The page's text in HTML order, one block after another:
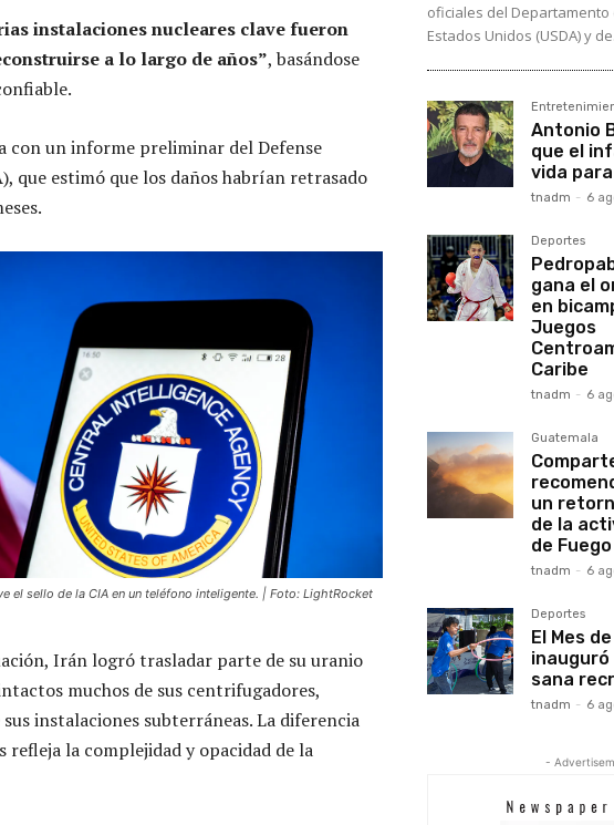
instalaciones nucleares clave fueron
a lo largo de años”, basándose
con un informe preliminar del Defense
que estimó que los daños habrían retrasado
el sello de la CIA en un teléfono inteligente. | Foto: LightRocket
Irán logró trasladar parte de su uranio
muchos de sus centrifugadores,
instalaciones subterráneas. La diferencia
refleja la complejidad y opacidad de la
oficiales del Departamento
Estados Unidos (USDA) y
Antonio
que el
vida
tnadm - 6
Deportes
gana el
en
Juegos
Caribe
tnadm - 6
Guatemala
un
de la
de Fuego
tnadm - 6
Deportes
El Mes
sana
tnadm - 6
-